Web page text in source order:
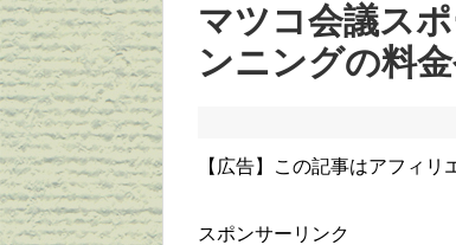
マツコ会議ス
ンニングの料
【広告】この記事はアフィリ
スポンサーリンク